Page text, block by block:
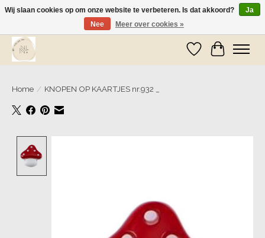
Wij zijn op vakantie! Vanaf zaterdag 9 mei worden er weer pakketjes verzonden
Verlanglijst
Home / KNOPEN OP KAARTJES nr.932 _
Wij slaan cookies op om onze website te verbeteren. Is dat akkoord?
Ja
Nee
Meer over cookies »